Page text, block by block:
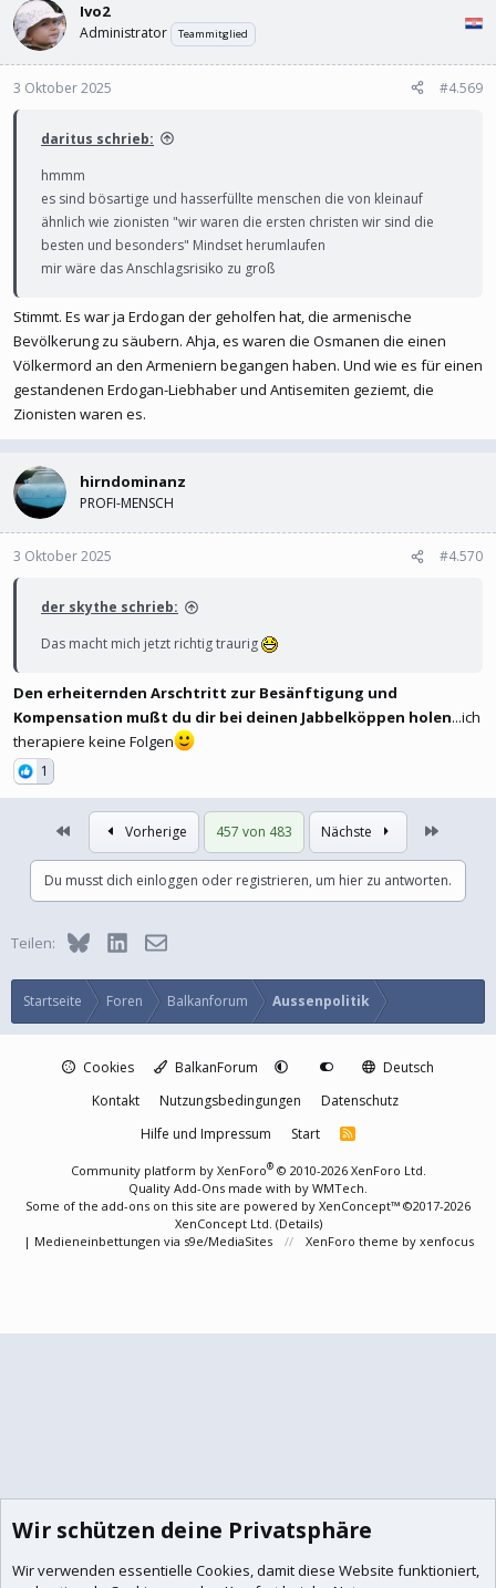
Ivo2
Administrator Teammitglied
3 Oktober 2025 #4.569
daritus schrieb:
hmmm
es sind bösartige und hasserfüllte menschen die von kleinauf
ähnlich wie zionisten "wir waren die ersten christen wir sind die
besten und besonders" Mindset herumlaufen
mir wäre das Anschlagsrisiko zu groß
Stimmt. Es war ja Erdogan der geholfen hat, die armenische
Bevölkerung zu säubern. Ahja, es waren die Osmanen die einen
Völkermord an den Armeniern begangen haben. Und wie es für einen
gestandenen Erdogan-Liebhaber und Antisemiten geziemt, die
Zionisten waren es.
hirndominanz
PROFI-MENSCH
3 Oktober 2025 #4.570
der skythe schrieb:
Das macht mich jetzt richtig traurig
Den erheiternden Arschtritt zur Besänftigung und
Kompensation mußt du dir bei deinen Jabbelköppen holen...ich
therapiere keine Folgen
1
Vorherige 457 von 483 Nächste
Du musst dich einloggen oder registrieren, um hier zu antworten.
Teilen: BlueskyLinkedInE-Mail
Startseite Foren Balkanforum Aussenpolitik
Cookies BalkanForum
Deutsch
Kontakt
Nutzungsbedingungen
Datenschutz
Hilfe und Impressum
Start
R
Community platform by XenForo® © 2010-2026 XenForo Ltd.
Quality Add-Ons made with by WMTech
Some of the add-ons on this site are powered by XenConcept™ ©2017-2026
XenConcept Ltd. (Details)
| Medieneinbettungen via s9e/MediaSites XenForo theme by xenfocus
Wir schützen deine Privatsphäre
Wir verwenden essentielle Cookies, damit diese Website funktioniert,